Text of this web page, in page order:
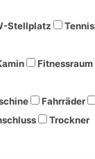
Stellplatz
Fitnessraum
Fahrräder
Trockner